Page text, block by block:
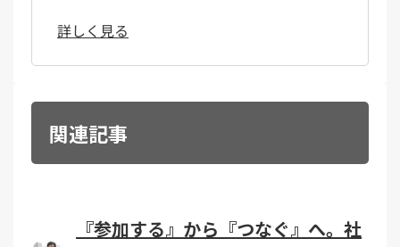
詳しく見る
関連記事
『参加する』から『つなぐ』へ。社